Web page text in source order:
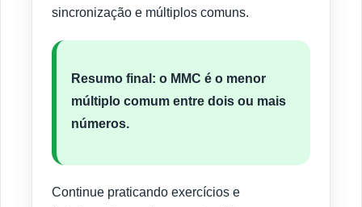
sincronização e múltiplos comuns.
Resumo final: o MMC é o menor
múltiplo comum entre dois ou mais
números.
Continue praticando exercícios e